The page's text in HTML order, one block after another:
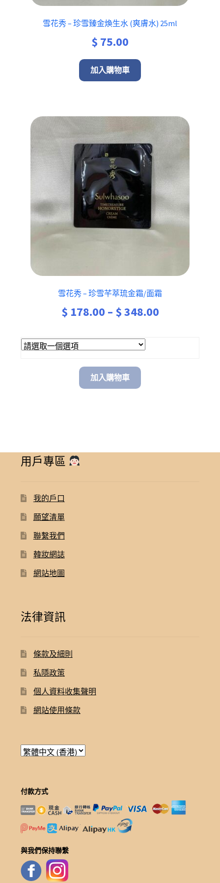
雪花秀 – 珍雪臻金煥生水 (爽膚水) 25ml
$ 75.00
加入購物車
雪花秀 – 珍雪芊萃琉金霜/面霜
$ 178.00 – $348.00
加入購物車
用戶專區
我的戶口
願望清單
聯繫我們
韓妝網誌
網站地圖
法律資訊
條款及細則
私隱政策
個人資料收集聲明
網站使用條款
付款方式
與我們保持聯繫